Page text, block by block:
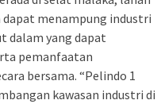
dapat menampung industri
dalam yang dapat
pemanfaatan
bersama. “Pelindo 1
kawasan industri di